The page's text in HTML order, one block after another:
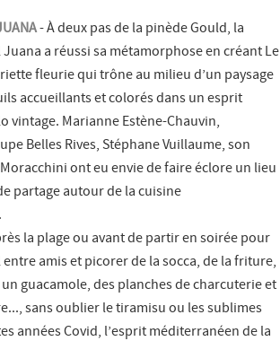
- À deux pas de la pinède Gould, la
a réussi sa métamorphose en créant Le
fleurie qui trône au milieu d’un paysage
accueillants et colorés dans un esprit
vintage. Marianne Estène-Chauvin,
Belles Rives, Stéphane Vuillaume, son
ont eu envie de faire éclore un lieu
partage autour de la cuisine
la plage ou avant de partir en soirée pour
amis et picorer de la socca, de la friture,
guacamole, des planches de charcuterie et
sans oublier le tiramisu ou les sublimes
années Covid, l’esprit méditerranéen de la